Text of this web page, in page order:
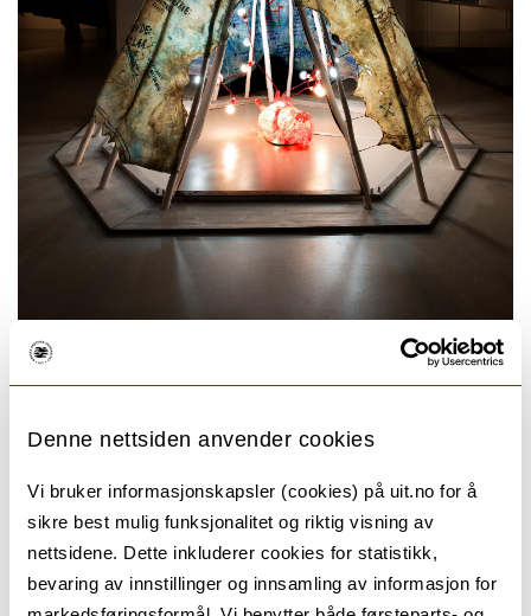
Denne nettsiden anvender cookies
Vi bruker informasjonskapsler (cookies) på uit.no for å
sikre best mulig funksjonalitet og riktig visning av
nettsidene. Dette inkluderer cookies for statistikk,
bevaring av innstillinger og innsamling av informasjon for
Hovrengåetie - en materiell og språklig
elghud og dets tilknytning til himmel, myter
og historie
Med utgangspunkt i den tradisjonelle